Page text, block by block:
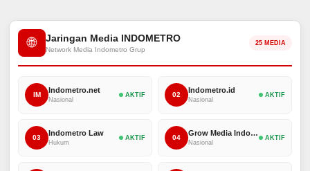
🌐 Jaringan Media INDOMETRO
Network Media Indometro Grup
25 MEDIA
IM
Indometro.net
Nasional
AKTIF 02
Indometro.id
Nasional
AKTIF
03
Indometro Law
Hukum
AKTIF 04
Grow Media Indonesia
Nasional
AKTIF